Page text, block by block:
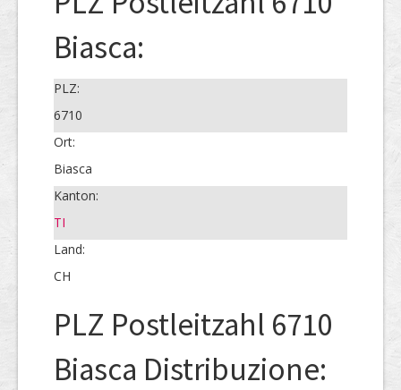
Biasca:
PLZ:
6710
Ort:
Biasca
Kanton:
TI
Land:
CH
PLZ Postleitzahl 6710
Biasca Distribuzione: